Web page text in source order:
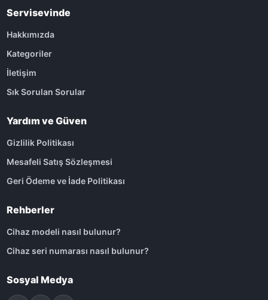
Servisevinde
Hakkımızda
Kategoriler
İletişim
Sık Sorulan Sorular
Yardım ve Güven
Gizlilik Politikası
Mesafeli Satış Sözleşmesi
Geri Ödeme ve İade Politikası
Rehberler
Cihaz modeli nasıl bulunur?
Cihaz seri numarası nasıl bulunur?
Sosyal Medya